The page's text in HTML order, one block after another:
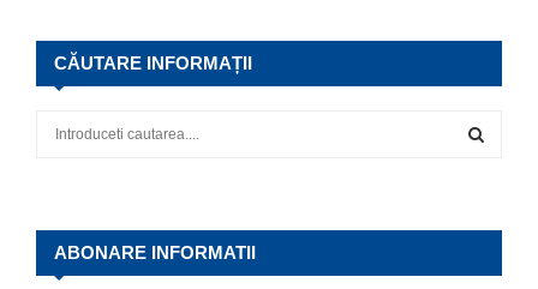
CĂUTARE INFORMAȚII
f
E
A
ABONARE INFORMATII